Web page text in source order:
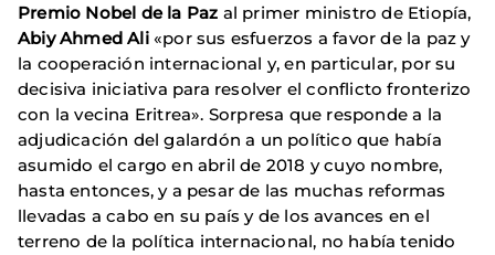
Premio Nobel de la Paz al primer ministro de Etiopía,
Abiy Ahmed Ali«por sus esfuerzos a favor de la paz y
la cooperación internacional y, en particular, por su
decisiva iniciativa para resolver el conflicto fronterizo
con la vecina Eritrea». Sorpresa que responde a la
adjudicación del galardón a un político que había
asumido el cargo en abril de 2018 y cuyo nombre,
hasta entonces, y a pesar de las muchas reformas
llevadas a cabo en su país y de los avances en el
terreno de la política internacional, no había tenido